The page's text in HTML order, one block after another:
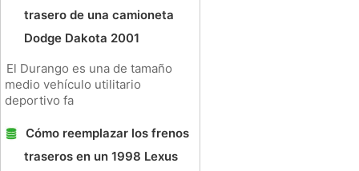
trasero de una camioneta
Dodge Dakota 2001
El Durango es una de tamaño
medio vehículo utilitario
deportivo fa
Cómo reemplazar los frenos
traseros en un 1998 Lexus